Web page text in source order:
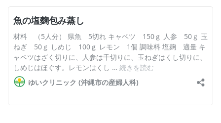
親と子の結びつき支援
母乳育児
予防接種